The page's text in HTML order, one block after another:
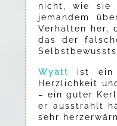
nicht, wie sie
jemandem
Verhalten her,
das der
Wyatt
ist ein
Herzlichkeit
– ein guter
er ausstrahlt
sehr